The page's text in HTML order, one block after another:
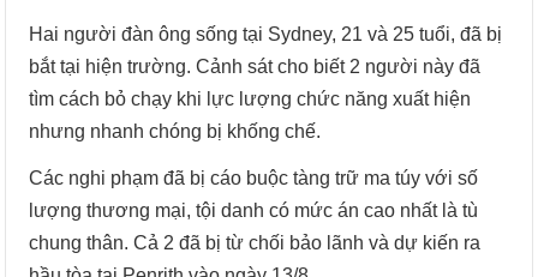
Hai người đàn ông sống tại Sydney, 21 và 25 tuổi, đã bị
bắt tại hiện trường. Cảnh sát cho biết 2 người này đã
tìm cách bỏ chạy khi lực lượng chức năng xuất hiện
nhưng nhanh chóng bị khống chế.
Các nghi phạm đã bị cáo buộc tàng trữ ma túy với số
lượng thương mại, tội danh có mức án cao nhất là tù
chung thân. Cả 2 đã bị từ chối bảo lãnh và dự kiến ra